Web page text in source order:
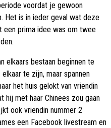
voordat je gewoon
Het is in ieder geval wat deze
een prima idee was om twee
elkaars bestaan beginnen te
te zijn, maar spannen
het huis gelokt van vriendin
hij met haar Chinees zou gaan
ook vriendin nummer 2
een Facebook livestream en